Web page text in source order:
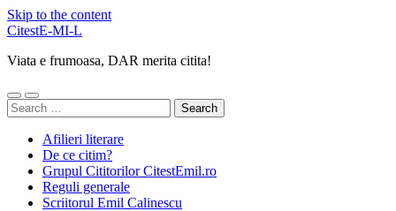
Skip to the content
CitestE-MI-L
Viata e frumoasa, DAR merita citita!
Toggle
mobile
Toggle
search
Search
for:
Afilieri literare
De ce citim?
Grupul Cititorilor CitestEmil.ro
Reguli generale
Scriitorul Emil Calinescu